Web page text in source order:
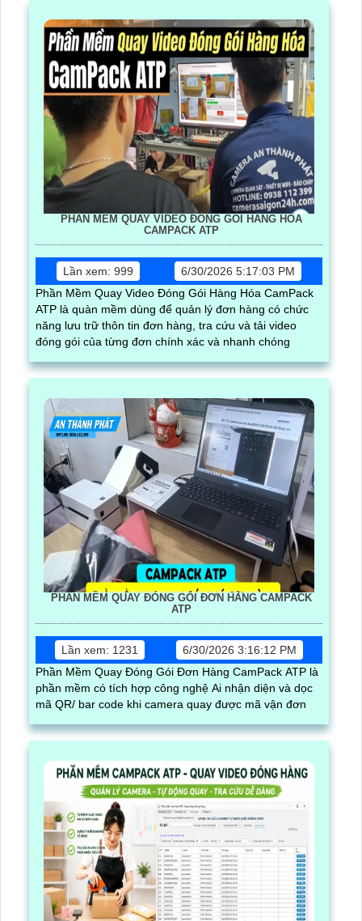
PHẦN MỀM QUAY VIDEO ĐÓNG GÓI HÀNG HÓA
CAMPACK ATP
Lần xem: 999
6/30/2026 5:17:03 PM
Phần Mềm Quay Video Đóng Gói Hàng Hóa CamPack
ATP là quàn mềm dùng để quản lý đơn hàng có chức
năng lưu trữ thôn tin đơn hàng, tra cứu và tải video
đóng gói của từng đơn chính xác và nhanh chóng
PHẦN MỀM QUAY ĐÓNG GÓI ĐƠN HÀNG CAMPACK
ATP
Lần xem: 1231
6/30/2026 3:16:12 PM
Phần Mềm Quay Đóng Gói Đơn Hàng CamPack ATP là
phần mềm có tích hợp công nghệ Ai nhận diện và dọc
mã QR/ bar code khi camera quay được mã vận đơn